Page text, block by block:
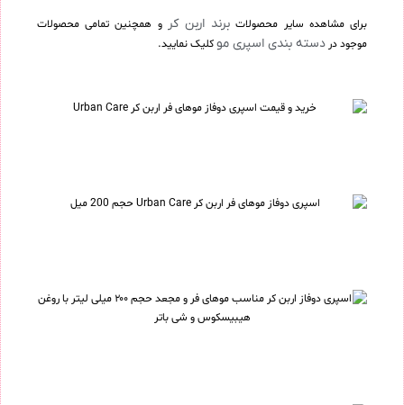
برای مشاهده سایر محصولات برند اربن کر و همچنین تمامی محصولات
موجود در دسته بندی اسپری موکلیک نمایید.